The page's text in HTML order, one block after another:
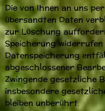
Die von Ihnen an uns
übersandten Daten
zur Löschung
Speicherung
Datenspeicherung
abgeschlossener
Zwingende gesetzliche
insbesondere
bleiben unberührt.